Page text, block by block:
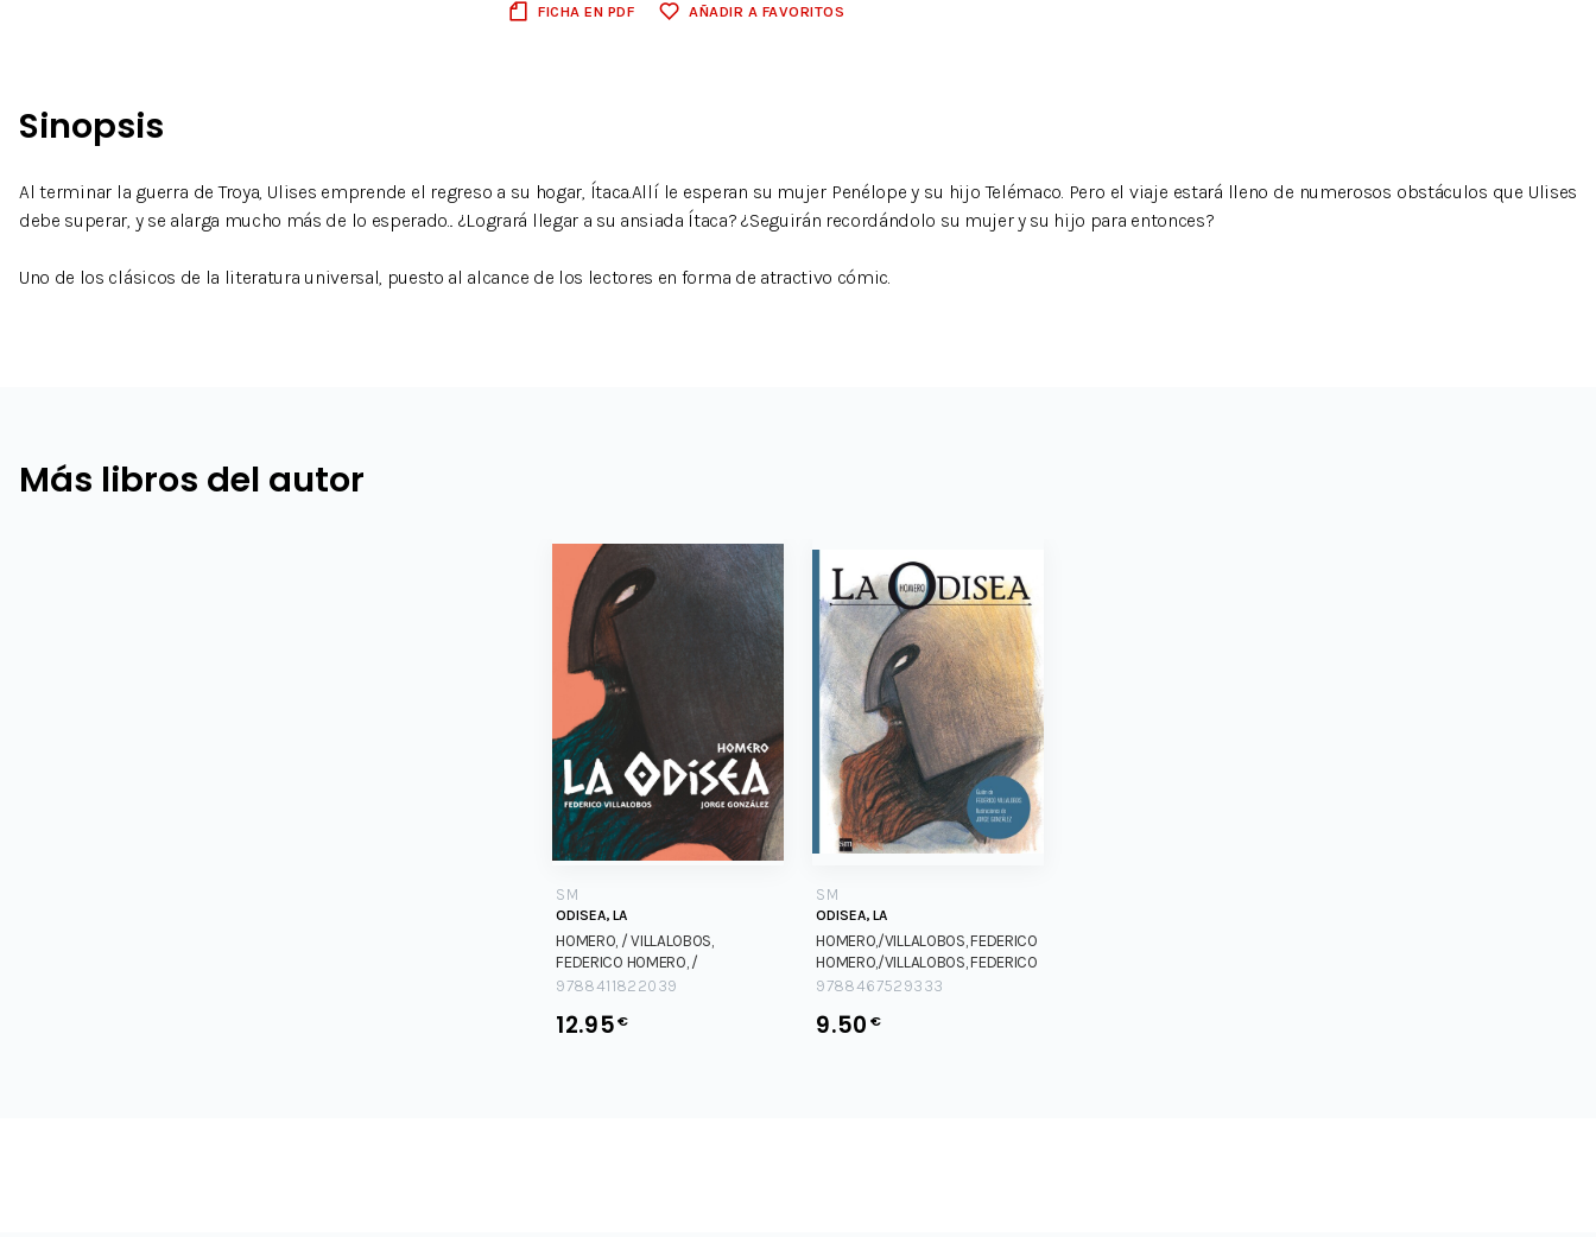
FICHA EN PDF AÑADIR A FAVORITOS
Sinopsis
Al terminar la guerra de Troya, Ulises emprende el regreso a su hogar, Ítaca.Allí le esperan su mujer Penélope y su hijo Telémaco. Pero el viaje estará lleno de numerosos obstáculos que Ulises
debe superar, y se alarga mucho más de lo esperado... ¿Logrará llegar a su ansiada Ítaca? ¿Seguirán recordándolo su mujer y su hijo para entonces?
Uno de los clásicos de la literatura universal, puesto al alcance de los lectores en forma de atractivo cómic.
Más libros del autor
SM
ODISEA, LA
HOMERO, / VILLALOBOS,
FEDERICO HOMERO, /
VILLALOBOS, FEDERICO
9788411822039
12.95€
SM
ODISEA, LA
HOMERO,/VILLALOBOS, FEDERICO
HOMERO,/VILLALOBOS, FEDERICO
9788467529333
9.50 €